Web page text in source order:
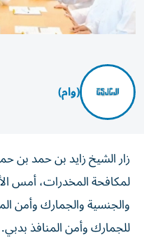
(وام)
زار الشيخ زايد بن حمد بن
لمكافحة المخدرات، أمس
والجنسية والجمارك وأمن
للجمارك وأمن المنافذ بدبي.